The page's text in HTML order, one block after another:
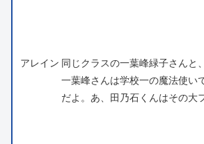
アレイン 同じクラスの一葉峰緑子さんと
一葉峰さんは学校一の魔法使い
だよ。あ、田乃石くんはその大